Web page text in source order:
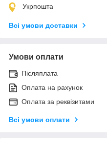
Укрпошта
Всі умови доставки
Умови оплати
Післяплата
Оплата на рахунок
Оплата за реквізитами
Всі умови оплати